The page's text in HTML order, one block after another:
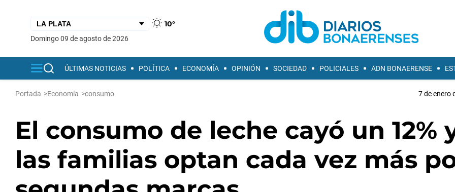
10°
domingo 09 de agosto de 2026
ÚLTIMAS NOTICIAS POLÍTICA ECONOMÍA OPINIÓN SOCIEDAD POLICIALES ADN BONAERENSE
Portada >Economía >consumo 7 de enero
El consumo de leche cayó un 12%
las familias optan cada vez más